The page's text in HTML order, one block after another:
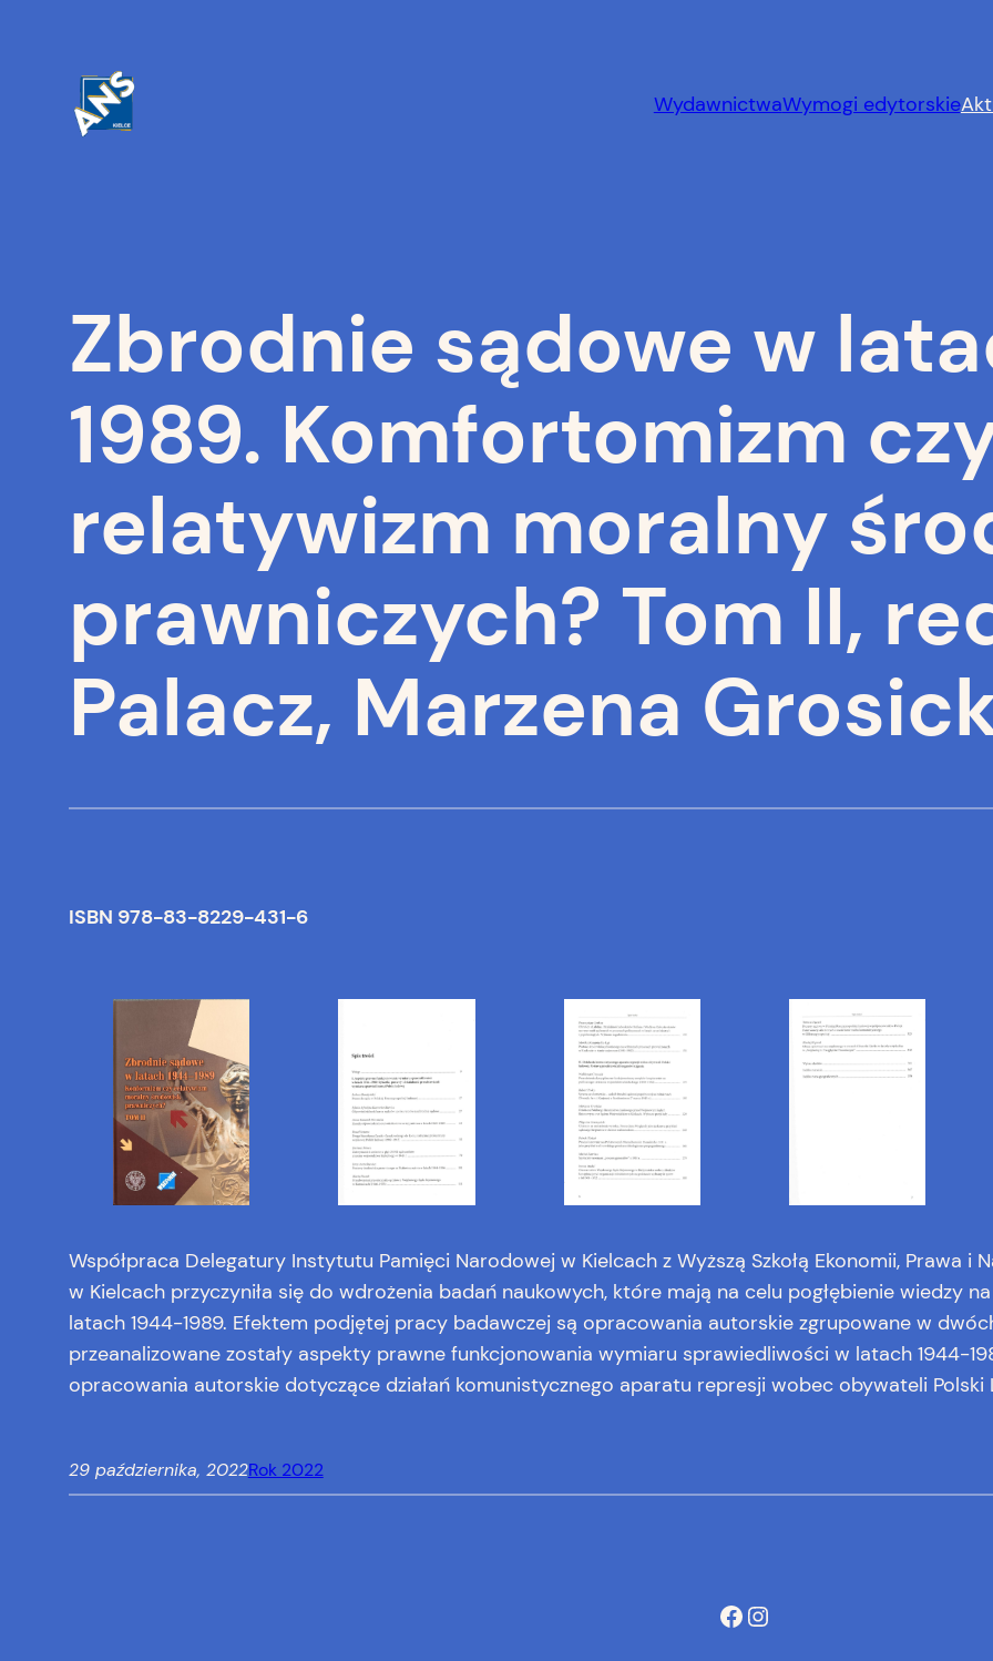
WydawnictwaWymogi edytorskie
Zbrodnie sądowe w
1989. Komfortomizm
relatywizm moralny
prawniczych? Tom II,
Palacz, Marzena
ISBN 978-83-8229-431-6
Współpraca Delegatury Instytutu Pamięci Narodowej w Kielcach z Wyższą Szkołą Ekonomii, Prawa i
w Kielcach przyczyniła się do wdrożenia badań naukowych, które mają na celu pogłębienie wiedzy
latach 1944-1989. Efektem podjętej pracy badawczej są opracowania autorskie zgrupowane w
przeanalizowane zostały aspekty prawne funkcjonowania wymiaru sprawiedliwości w latach 1944-
opracowania autorskie dotyczące działań komunistycznego aparatu represji wobec obywateli Polski
29 października, 2022Rok 2022
Facebook
Instagram